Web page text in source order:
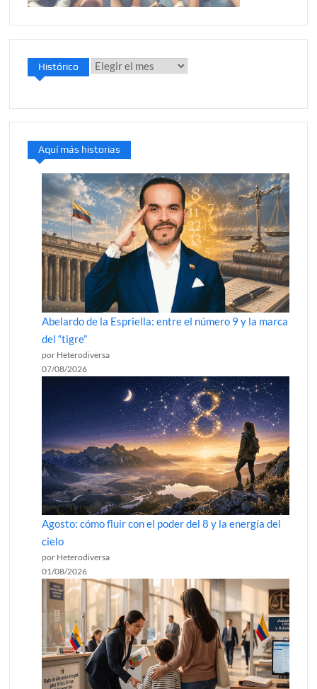
Histórico Histórico
Aquí más historias
Abelardo de la Espriella: entre el número 9 y la marca
del “tigre”
por Heterodiversa
07/08/2026
Agosto: cómo fluir con el poder del 8 y la energía del
cielo
por Heterodiversa
01/08/2026